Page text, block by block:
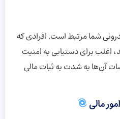
شما مرتبط است. افرادی که
اغلب برای دستیابی به امنیت
آن‌ها به شدت به ثبات مالی